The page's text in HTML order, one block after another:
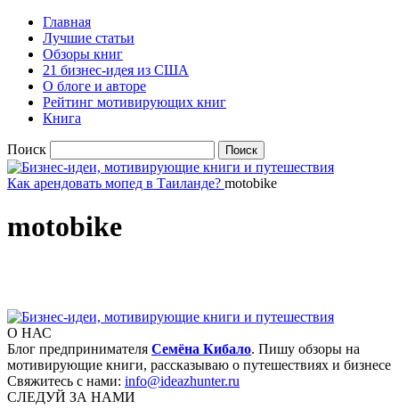
Главная
Лучшие статьи
Обзоры книг
21 бизнес-идея из США
О блоге и авторе
Рейтинг мотивирующих книг
Книга
Поиск
Как арендовать мопед в Таиланде? motobike
motobike
О НАС
Блог предпринимателя Семёна Кибало. Пишу обзоры на
мотивирующие книги, рассказываю о путешествиях и бизнесе
Свяжитесь с нами: info@ideazhunter.ru
СЛЕДУЙ ЗА НАМИ